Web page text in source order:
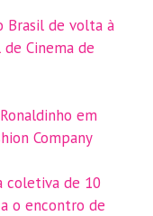
Brasil de volta à
Cinema de
em
Company
coletiva de 10
o encontro de